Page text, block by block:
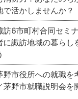
で活かしませんか？
訪6市町村合同セミ
に諏訪地域の暮らし
野市役所への就職を
茅野市就職説明会を